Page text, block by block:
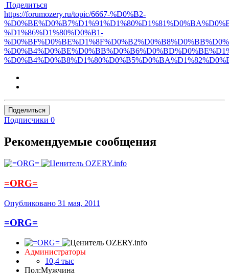
Поделиться
https://forumozery.ru/topic/6667-%D0%B2-
%D1%86%D1%80%D0%B1-
Поделиться
Подписчики 0
Рекомендуемые сообщения
=ORG=
Опубликовано 31 мая, 2011
=ORG=
Администраторы
10,4 тыс
Пол:Мужчина